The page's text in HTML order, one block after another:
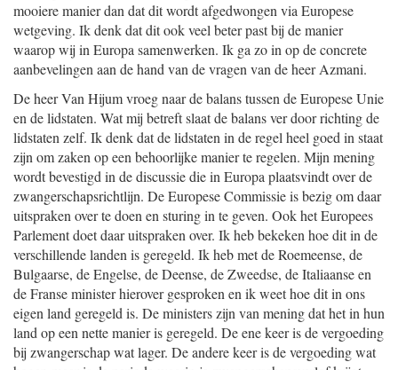
mooiere manier dan dat dit wordt afgedwongen via Europese
wetgeving. Ik denk dat dit ook veel beter past bij de manier
waarop wij in Europa samenwerken. Ik ga zo in op de concrete
aanbevelingen aan de hand van de vragen van de heer Azmani.
De heer Van Hijum vroeg naar de balans tussen de Europese Unie
en de lidstaten. Wat mij betreft slaat de balans ver door richting de
lidstaten zelf. Ik denk dat de lidstaten in de regel heel goed in staat
zijn om zaken op een behoorlijke manier te regelen. Mijn mening
wordt bevestigd in de discussie die in Europa plaatsvindt over de
zwangerschapsrichtlijn. De Europese Commissie is bezig om daar
uitspraken over te doen en sturing in te geven. Ook het Europees
Parlement doet daar uitspraken over. Ik heb bekeken hoe dit in de
verschillende landen is geregeld. Ik heb met de Roemeense, de
Bulgaarse, de Engelse, de Deense, de Zweedse, de Italiaanse en
de Franse minister hierover gesproken en ik weet hoe dit in ons
eigen land geregeld is. De ministers zijn van mening dat het in hun
land op een nette manier is geregeld. De ene keer is de vergoeding
bij zwangerschap wat lager. De andere keer is de vergoeding wat